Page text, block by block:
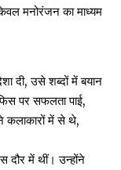
मनोरंजन का माध्यम
दी, उसे शब्दों में बयान
पर सफलता पाई,
कलाकारों में से थे,
दौर में थीं। उन्होंने